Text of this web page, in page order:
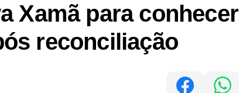
Xamã para conhecer
reconciliação